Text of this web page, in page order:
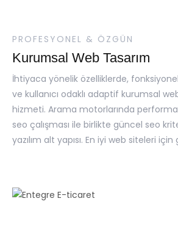
PROFESYONEL & ÖZGÜN
Kurumsal Web Tasarım
İhtiyaca yönelik özelliklerde,
ve kullanıcı odaklı adaptif kurumsal
hizmeti. Arama motorlarında
seo çalışması ile birlikte güncel seo
yazılım alt yapısı. En iyi web siteleri